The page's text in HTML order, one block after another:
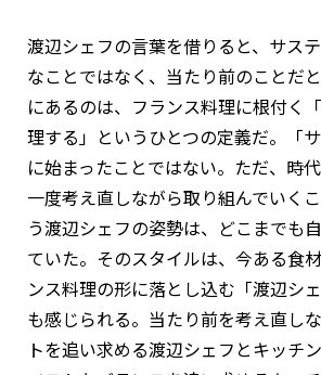
渡辺シェフの言葉を借りると、サス
なことではなく、当たり前のことだ
にあるのは、フランス料理に根付く
理する」というひとつの定義だ。「
に始まったことではない。ただ、時
一度考え直しながら取り組んでいく
う渡辺シェフの姿勢は、どこまでも
ていた。そのスタイルは、今ある食
ンス料理の形に落とし込む「渡辺シ
も感じられる。当たり前を考え直し
トを追い求める渡辺シェフとキッチ